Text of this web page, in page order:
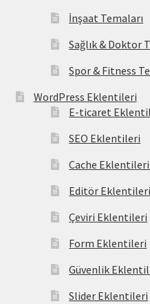
İnşaat Temaları
Sağlık & Doktor
Spor & Fitness
WordPress Eklentileri
E-ticaret
SEO Eklentileri
Cache
Editör
Çeviri Eklentileri
Form Eklentileri
Güvenlik
Slider Eklentileri